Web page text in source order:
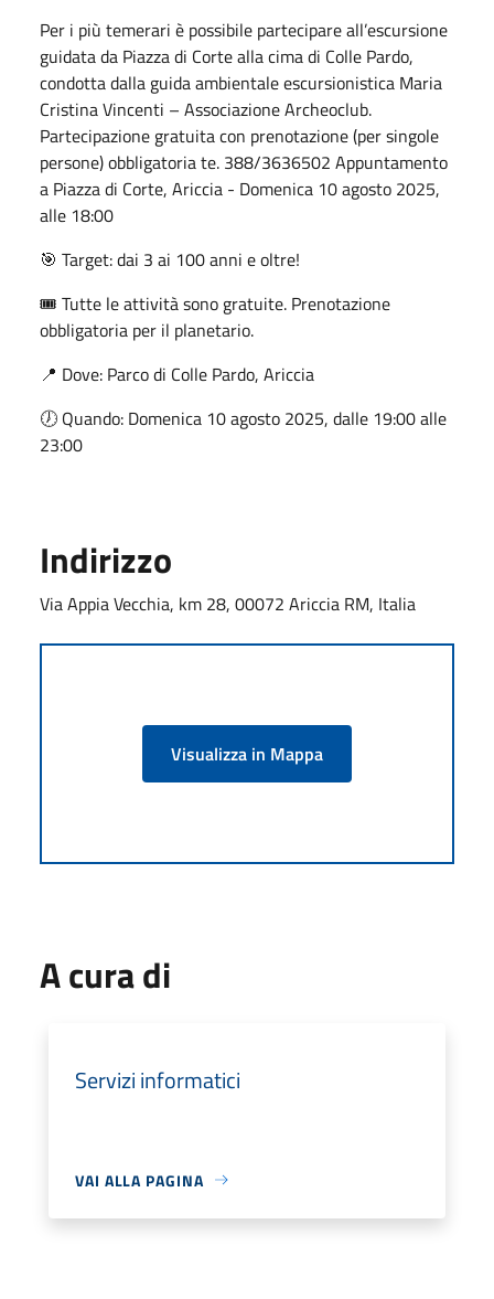
Per i più temerari è possibile partecipare all’escursione
guidata da Piazza di Corte alla cima di Colle Pardo,
condotta dalla guida ambientale escursionistica Maria
Cristina Vincenti – Associazione Archeoclub.
Partecipazione gratuita con prenotazione (per singole
persone) obbligatoria te. 388/3636502 Appuntamento
a Piazza di Corte, Ariccia - Domenica 10 agosto 2025,
alle 18:00
🎯 Target: dai 3 ai 100 anni e oltre!
🎟️ Tutte le attività sono gratuite. Prenotazione
obbligatoria per il planetario.
📍 Dove: Parco di Colle Pardo, Ariccia
🕖 Quando: Domenica 10 agosto 2025, dalle 19:00 alle
23:00
Indirizzo
Via Appia Vecchia, km 28, 00072 Ariccia RM, Italia
Visualizza in Mappa
A cura di
Servizi informatici
VAI ALLA PAGINA